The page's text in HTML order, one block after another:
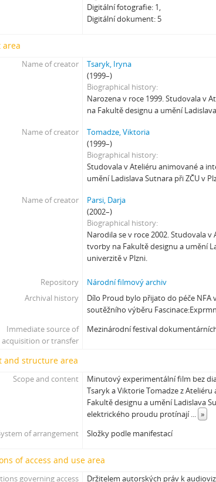
[Subseries] Noro, přijde k tobě nečekaný host
[Subseries] Už se držím
[Subseries] Lamecore_Meduza_VS_Mořskáokurka
[Subseries] And You Know What Comes Next...
[Subseries] SOFT DETECTIVE LOVE STORY
[Subseries] Soft, Soft, Soft, Hard as Fuck
Digitální fotografie: 1,
Digitální dokument: 5
area
Name of creator
Tsaryk, Iryna
(1999–)
Biographical history
Narozena v roce 1999. Studovala v
na Fakultě designu a umění
Name of creator
Tomadze, Viktoria
(1999–)
Biographical history
Studovala v Ateliéru animované a
umění Ladislava Sutnara při ZČU v
Name of creator
Parsi, Darja
(2002–)
Biographical history
Narodila se v roce ​​2002. Studovala
tvorby na Fakultě designu a umění
univerzitě v Plzni.
Repository
Národní filmový archiv
Archival history
Dílo Proud bylo přijato do péče NFA
soutěžního výběru
Immediate source of
acquisition or transfer
Mezinárodní festival
and structure area
Scope and content
Minutový experimentální film bez
Tsaryk a Viktorie Tomadze z
Fakultě designu a umění Ladislava
elektrického proudu protínají... »
of arrangement
Složky podle manifestací
of access and use area
governing access
Držitelem autorských práv k